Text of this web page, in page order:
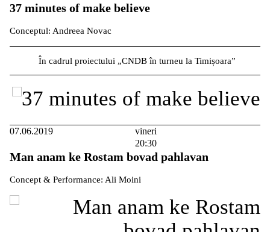
37 minutes of make believe
Conceptul: Andreea Novac
În cadrul proiectului „CNDB în turneu la Timișoara”
07.06.2019
vineri
20:30
Man anam ke Rostam bovad pahlavan
Concept & Performance: Ali Moini